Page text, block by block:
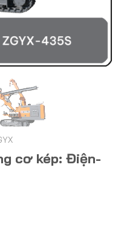
cơ kép: Điện-